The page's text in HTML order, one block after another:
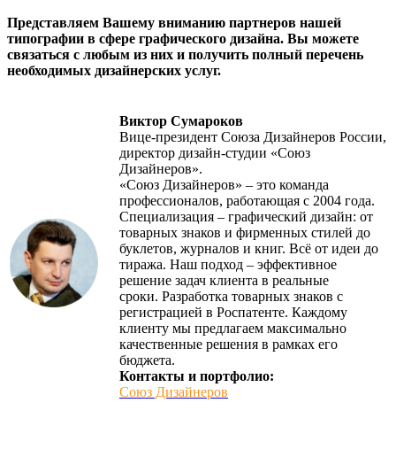
Представляем Вашему вниманию партнеров нашей
типографии в сфере графического дизайна. Вы можете
связаться с любым из них и получить полный перечень
необходимых дизайнерских услуг.
Виктор Сумароков
Вице-президент Союза Дизайнеров России,
директор дизайн-студии «Союз
Дизайнеров».
«Союз Дизайнеров» – это команда
профессионалов, работающая с 2004 года.
Специализация – графический дизайн: от
товарных знаков и фирменных стилей до
буклетов, журналов и книг. Всё от идеи до
тиража. Наш подход – эффективное
решение задач клиента в реальные
сроки. Разработка товарных знаков с
регистрацией в Роспатенте. Каждому
клиенту мы предлагаем максимально
качественные решения в рамках его
бюджета.
Контакты и портфолио:
Союз Дизайнеров